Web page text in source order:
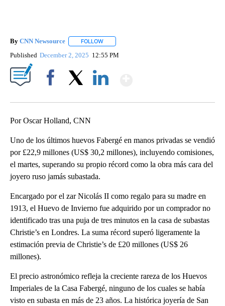
By CNN Newsource FOLLOW
Published December 2, 2025 12:55 PM
Por Oscar Holland, CNN
Uno de los últimos huevos Fabergé en manos privadas se vendió
por £22,9 millones (US$ 30,2 millones), incluyendo comisiones,
el martes, superando su propio récord como la obra más cara del
joyero ruso jamás subastada.
Encargado por el zar Nicolás II como regalo para su madre en
1913, el Huevo de Invierno fue adquirido por un comprador no
identificado tras una puja de tres minutos en la casa de subastas
Christie’s en Londres. La suma récord superó ligeramente la
estimación previa de Christie’s de £20 millones (US$ 26
millones).
El precio astronómico refleja la creciente rareza de los Huevos
Imperiales de la Casa Fabergé, ninguno de los cuales se había
visto en subasta en más de 23 años. La histórica joyería de San